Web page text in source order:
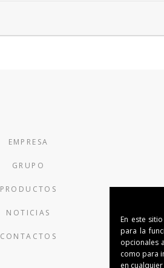
EMPRESA
GRUPO
PRODUCTOS
NOTICIAS
CONTACTOS
En este
para la
opcionales
como para
en